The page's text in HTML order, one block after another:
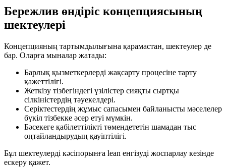
Бережлив өндіріс концепциясының
шектеулері
Концепцияның тартымдылығына қарамастан, шектеулер де
бар. Оларға мыналар жатады:
Барлық қызметкерлерді жақсарту процесіне тарту
қажеттілігі.
Жеткізу тізбегіндегі үзілістер сияқты сыртқы
сілкіністердің тәуекелдері.
Серіктестердің жұмыс сапасымен байланысты мәселелер
бүкіл тізбекке әсер етуі мүмкін.
Бәсекеге қабілеттілікті төмендететін шамадан тыс
оңтайландырудың қауіптілігі.
Бұл шектеулерді кәсіпорынға lean енгізуді жоспарлау кезінде
ескеру қажет.